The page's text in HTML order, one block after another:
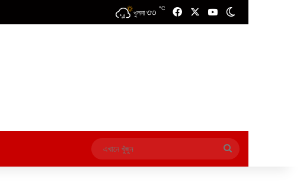
খুলনা ৩৩ ℃ FacebookYouTube
এখানে
খুঁজুন